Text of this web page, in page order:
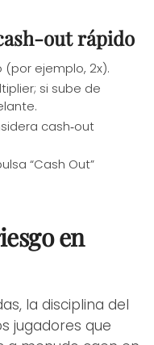
rápido
ejemplo, 2x).
si sube de
cash‑out
“Cash Out”
en
la disciplina del
jugadores que